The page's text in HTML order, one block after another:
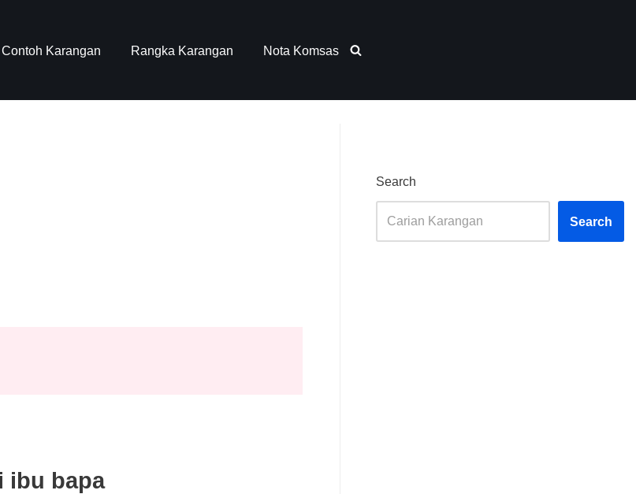
Contoh Karangan Rangka Karangan Nota Komsas
ibu bapa
Search
Search